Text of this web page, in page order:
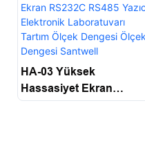
Sayımı Elektrik Ölçeği
Dijital Denge Santwell
HA-03 Yüksek
Hassasiyet Ekran
RS232C RS485 Yazıcı